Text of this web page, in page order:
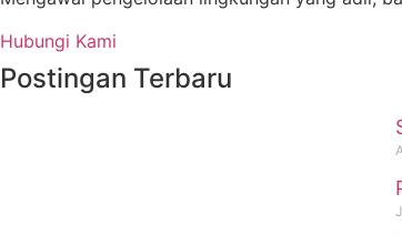
Hubungi Kami
Postingan Terbaru